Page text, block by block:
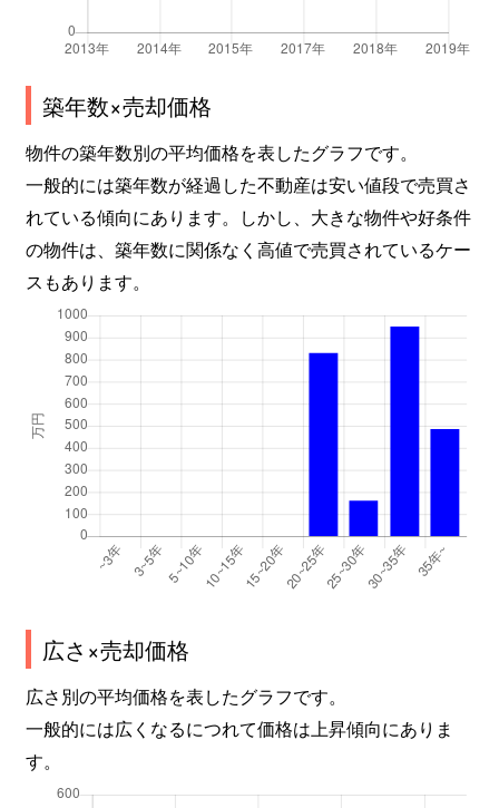
築年数×売却価格
物件の築年数別の平均価格を表したグラフです。
一般的には築年数が経過した不動産は安い値段で売買さ
れている傾向にあります。しかし、大きな物件や好条件
の物件は、築年数に関係なく高値で売買されているケー
スもあります。
広さ×売却価格
広さ別の平均価格を表したグラフです。
一般的には広くなるにつれて価格は上昇傾向にありま
す。